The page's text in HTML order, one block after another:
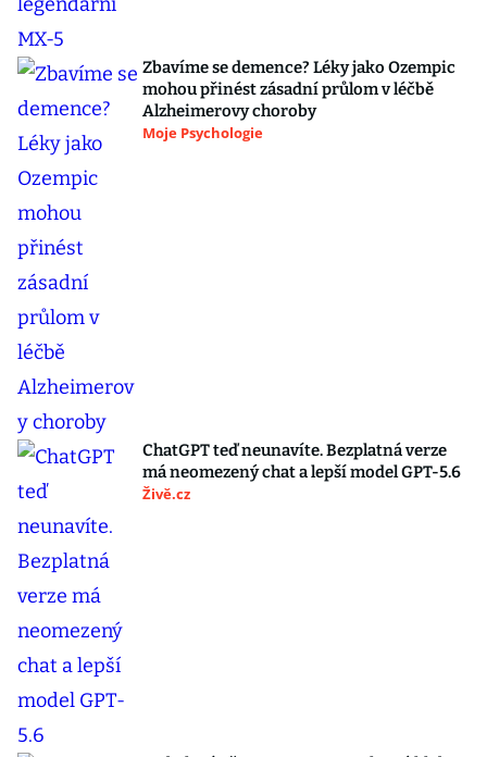
Zbavíme se demence? Léky jako Ozempic
mohou přinést zásadní průlom v léčbě
Alzheimerovy choroby
Moje Psychologie
ChatGPT teď neunavíte. Bezplatná verze
má neomezený chat a lepší model GPT-5.6
Živě.cz